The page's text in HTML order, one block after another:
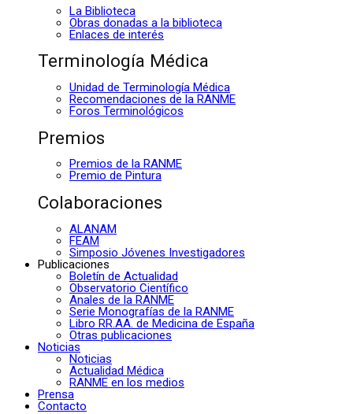
La Biblioteca
Obras donadas a la biblioteca
Enlaces de interés
Terminología Médica
Unidad de Terminología Médica
Recomendaciones de la RANME
Foros Terminológicos
Premios
Premios de la RANME
Premio de Pintura
Colaboraciones
ALANAM
FEAM
Simposio Jóvenes Investigadores
Publicaciones
Boletín de Actualidad
Observatorio Científico
Anales de la RANME
Serie Monografías de la RANME
Libro RR.AA. de Medicina de España
Otras publicaciones
Noticias
Noticias
Actualidad Médica
RANME en los medios
Prensa
Contacto